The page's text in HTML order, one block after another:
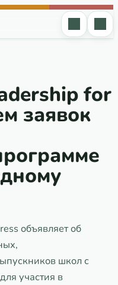
for
заявок
объявляет об
школ с
участия в